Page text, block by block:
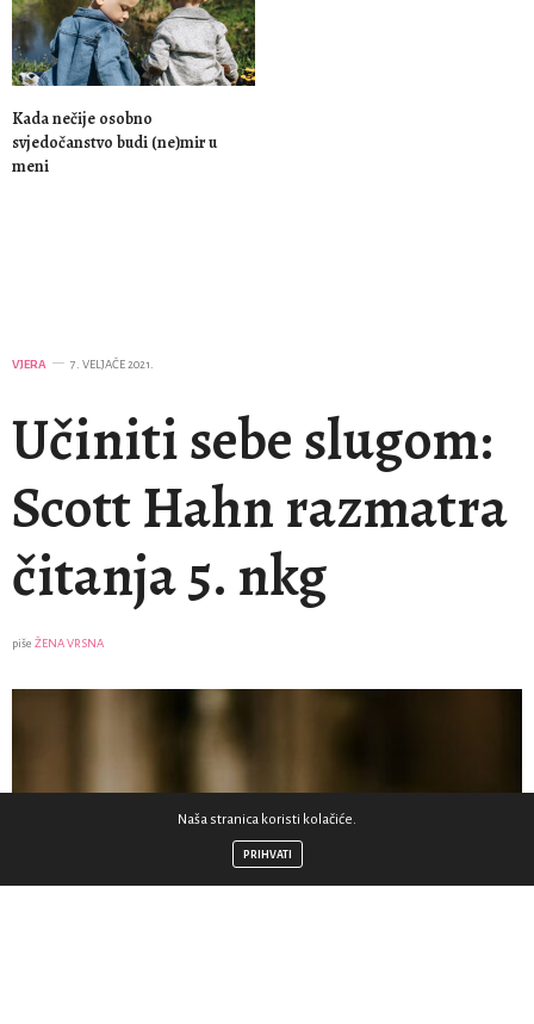
Kada nečije osobno
svjedočanstvo budi (ne)mir u
meni
VJERA 7. VELJAČE 2021.
Učiniti sebe slugom:
Scott Hahn razmatra
čitanja 5. nkg
piše ŽENA VRSNA
Naša stranica koristi kolačiće.
PRIHVATI